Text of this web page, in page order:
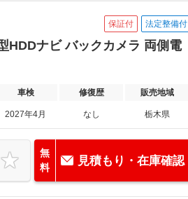
保証付 法定整備付
HDDナビ バックカメラ 両側電
車検 修復歴 販売地域
2027年4月 なし 栃木県
無
料
見積もり・在庫確認